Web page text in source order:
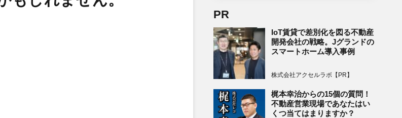
PR
IoT賃貸で差別化を図る不動産
開発会社の戦略。Jグランドの
スマートホーム導入事例
株式会社アクセルラボ【PR】
梶本幸治からの15個の質問！
不動産営業現場であなたはい
くつ当てはまりますか？